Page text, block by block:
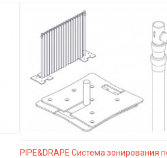
PIPE&DRAPE Система зонирования